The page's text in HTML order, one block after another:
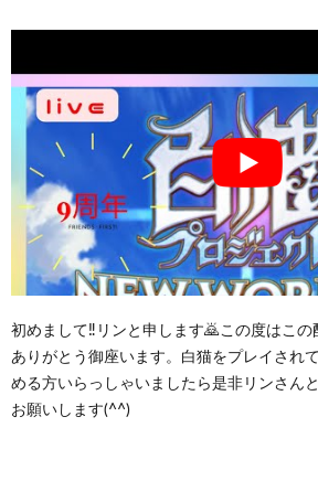
初めまして‼️リンと申します🙇この度はこ
ありがとう御座います。白猫をプレイされ
める方いらっしゃいましたら是非リンさん
お願いします(^^)